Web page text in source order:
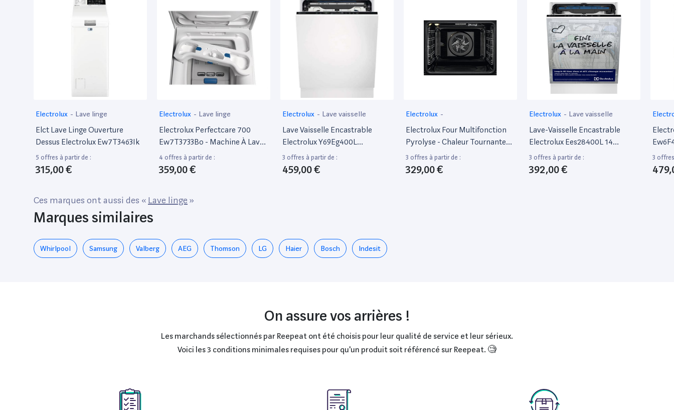
Electrolux - Lave linge
Elct Lave Linge Ouverture
Dessus Electrolux Ew7T3463Ik
5 offres à partir de :
315,00 €
Electrolux - Lave linge
Electrolux Perfectcare 700
Ew7T3733Bo - Machine À Laver
- Largeur : 39.7 Cm - Profondeur
: 60 Cm - Hauteur : 89 Cm -
Chargement Par Le Dessus - 42
4 offres à partir de :
359,00 €
Electrolux - Lave vaisselle
Lave Vaisselle Encastrable
Electrolux Y69Eg400L
911434845 15 Couverts 60 Cm
3 offres à partir de :
459,00 €
Electrolux -
Electrolux Four Multifonction
Pyrolyse - Chaleur Tournante
Pulsée - Eof6P46Z - Noir - Porte
Froide - L67 X L63,5 X H65,4Cm
3 offres à partir de :
329,00 €
Electrolux - Lave vaisselle
Lave-Vaisselle Encastrable
Electrolux Ees28400L 14
Couverts Blanc
3 offres à partir de :
392,00 €
-
66
3
Ces marques ont aussi des « Lave linge »
Marques similaires
Whirlpool Samsung Valberg AEG Thomson LG Haier Bosch Indesit
On assure vos arrières !
Les marchands sélectionnés par Reepeat ont été choisis pour leur qualité de service et leur sérieux.
Voici les 3 conditions minimales requises pour qu'un produit soit référencé sur Reepeat. 🧐